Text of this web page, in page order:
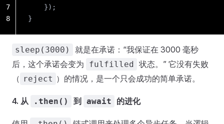
    });
}
7
8
sleep(3000)
就是在承诺：“我保证在 3000 毫秒
后，这个承诺会变为
fulfilled 状态。” 它没有失败
（ reject ）的情况，是一个只会成功的简单承诺。
4. 从 .then() 到 await 的进化